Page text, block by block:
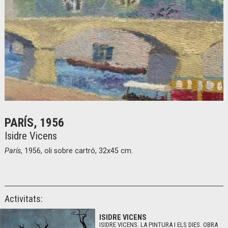
PARÍS, 1956
Isidre Vicens
París, 1956, oli sobre cartró, 32x45 cm.
Activitats:
ISIDRE VICENS
ISIDRE VICENS. LA PINTURA I ELS DIES. OBRA